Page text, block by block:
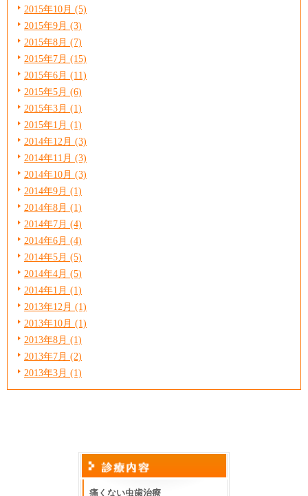
2015年10月 (5)
2015年9月 (3)
2015年8月 (7)
2015年7月 (15)
2015年6月 (11)
2015年5月 (6)
2015年3月 (1)
2015年1月 (1)
2014年12月 (3)
2014年11月 (3)
2014年10月 (3)
2014年9月 (1)
2014年8月 (1)
2014年7月 (4)
2014年6月 (4)
2014年5月 (5)
2014年4月 (5)
2014年1月 (1)
2013年12月 (1)
2013年10月 (1)
2013年8月 (1)
2013年7月 (2)
2013年3月 (1)
痛くない虫歯治療